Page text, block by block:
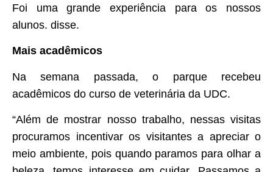
Foi uma grande experiência para os nossos
alunos. disse.
Mais acadêmicos
Na semana passada, o parque recebeu
acadêmicos do curso de veterinária da UDC.
“Além de mostrar nosso trabalho, nessas visitas
procuramos incentivar os visitantes a apreciar o
meio ambiente, pois quando paramos para olhar a